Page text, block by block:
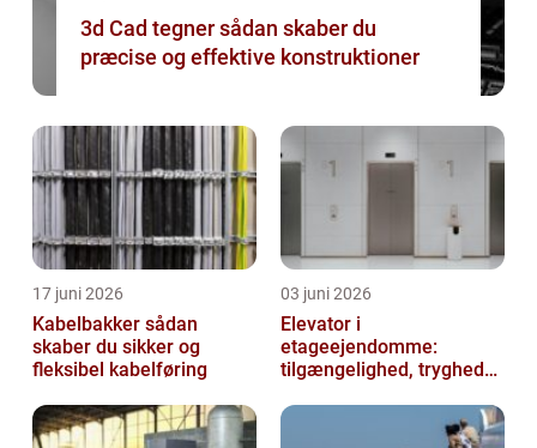
3d Cad tegner sådan skaber du
præcise og effektive konstruktioner
17 juni 2026
Kabelbakker sådan
skaber du sikker og
fleksibel kabelføring
03 juni 2026
Elevator i
etageejendomme:
tilgængelighed, tryghed